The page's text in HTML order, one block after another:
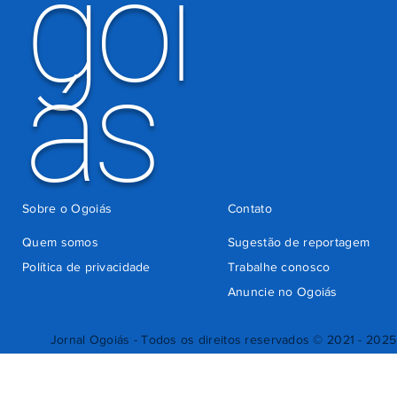
Jornal Ogoiás - Todos os direitos reservados © 2021 - 2025
ás
Quem somos
Sugestão de reportagem
Trabalhe conosco
Política de privacidade
Anuncie no Ogoiás
Contato
Sobre o Ogoiás